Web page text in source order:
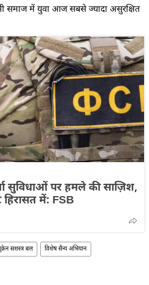
समाज में युवा आज सबसे ज्यादा असुरक्षित
सुविधाओं पर हमले की साज़िश,
में: FSB
सशस्त्र बल विशेष सैन्य अभियान